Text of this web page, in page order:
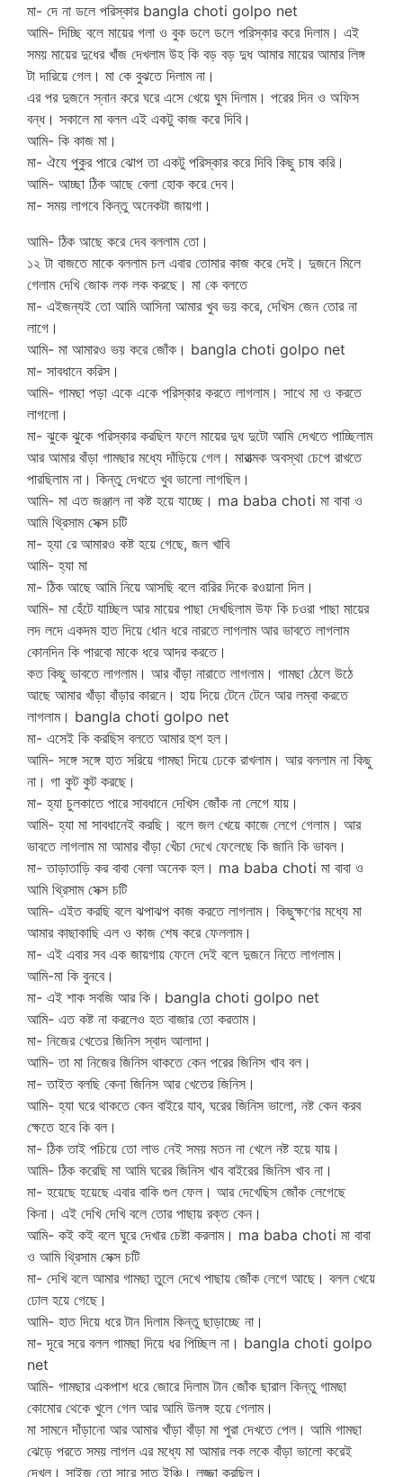
মা- দে না ডলে পরিস্কার bangla choti golpo net
আমি- দিচ্ছি বলে মায়ের গলা ও বুক ডলে ডলে পরিস্কার করে দিলাম। এই
সময় মায়ের দুধের খাঁজ দেখলাম উহ কি বড় বড় দুধ আমার মায়ের আমার লিঙ্গ
টা দারিয়ে গেল। মা কে বুঝতে দিলাম না।
এর পর দুজনে স্নান করে ঘরে এসে খেয়ে ঘুম দিলাম। পরের দিন ও অফিস
বন্ধ। সকালে মা বলল এই একটু কাজ করে দিবি।
আমি- কি কাজ মা।
মা- ঐযে পুকুর পারে ঝোপ তা একটু পরিস্কার করে দিবি কিছু চাষ করি।
আমি- আচ্ছা ঠিক আছে বেলা হোক করে দেব।
মা- সময় লাগবে কিন্তু অনেকটা জায়গা।
আমি- ঠিক আছে করে দেব বললাম তো।
১২ টা বাজতে মাকে বললাম চল এবার তোমার কাজ করে দেই। দুজনে মিলে
গেলাম দেখি জোক লক লক করছে। মা কে বলতে
মা- এইজন্যই তো আমি আসিনা আমার খুব ভয় করে, দেখিস জেন তোর না
লাগে।
আমি- মা আমারও ভয় করে জোঁক। bangla choti golpo net
মা- সাবধানে করিস।
আমি- গামছা পড়া একে একে পরিস্কার করতে লাগলাম। সাথে মা ও করতে
লাগলো।
মা- ঝুকে ঝুকে পরিস্কার করছিল ফলে মায়ের দুধ দুটো আমি দেখতে পাচ্ছিলাম
আর আমার বাঁড়া গামছার মধ্যে দাঁড়িয়ে গেল। মারাত্মক অবস্থা চেপে রাখতে
পারছিলাম না। কিন্তু দেখতে খুব ভালো লাগছিল।
আমি- মা এত জঞ্জাল না কষ্ট হয়ে যাচ্ছে। ma baba choti মা বাবা ও
আমি থ্রিসাম সেক্স চটি
মা- হ্যা রে আমারও কষ্ট হয়ে গেছে, জল খাবি
আমি- হ্যা মা
মা- ঠিক আছে আমি নিয়ে আসছি বলে বারির দিকে রওয়ানা দিল।
আমি- মা হেঁটে যাচ্ছিল আর মায়ের পাছা দেখছিলাম উফ কি চওরা পাছা মায়ের
লদ লদে একদম হাত দিয়ে ধোন ধরে নারতে লাগলাম আর ভাবতে লাগলাম
কোনদিন কি পারবো মাকে ধরে আদর করতে।
কত কিছু ভাবতে লাগলাম। আর বাঁড়া নারাতে লাগলাম। গামছা ঠেলে উঠে
আছে আমার খাঁড়া বাঁড়ার কারনে। হায় দিয়ে টেনে টেনে আর লম্বা করতে
লাগলাম। bangla choti golpo net
মা- এসেই কি করছিস বলতে আমার হুশ হল।
আমি- সঙ্গে সঙ্গে হাত সরিয়ে গামছা দিয়ে ঢেকে রাখলাম। আর বললাম না কিছু
না। গা কুট কুট করছে।
মা- হ্যা চুলকাতে পারে সাবধানে দেখিস জোঁক না লেগে যায়।
আমি- হ্যা মা সাবধানেই করছি। বলে জল খেয়ে কাজে লেগে গেলাম। আর
ভাবতে লাগলাম মা আমার বাঁড়া খেঁচা দেখে ফেলেছে কি জানি কি ভাবল।
মা- তাড়াতাড়ি কর বাবা বেলা অনেক হল। ma baba choti মা বাবা ও
আমি থ্রিসাম সেক্স চটি
আমি- এইত করছি বলে ঝপাঝপ কাজ করতে লাগলাম। কিছুক্ষণের মধ্যে মা
আমার কাছাকাছি এল ও কাজ শেষ করে ফেললাম।
মা- এই এবার সব এক জায়গায় ফেলে দেই বলে দুজনে নিতে লাগলাম।
আমি-মা কি বুনবে।
মা- এই শাক সবজি আর কি। bangla choti golpo net
আমি- এত কষ্ট না করলেও হত বাজার তো করতাম।
মা- নিজের খেতের জিনিস স্বাদ আলাদা।
আমি- তা মা নিজের জিনিস থাকতে কেন পরের জিনিস খাব বল।
মা- তাইত বলছি কেনা জিনিস আর খেতের জিনিস।
আমি- হ্যা ঘরে থাকতে কেন বাইরে যাব, ঘরের জিনিস ভালো, নষ্ট কেন করব
ক্ষেতে হবে কি বল।
মা- ঠিক তাই পচিয়ে তো লাভ নেই সময় মতন না খেলে নষ্ট হয়ে যায়।
আমি- ঠিক করেছি মা আমি ঘরের জিনিস খাব বাইরের জিনিস খাব না।
মা- হয়েছে হয়েছে এবার বাকি গুল ফেল। আর দেখেছিস জোঁক লেগেছে
কিনা। এই দেখি দেখি বলে তোর পাছায় রক্ত কেন।
আমি- কই কই বলে ঘুরে দেখার চেষ্টা করলাম। ma baba choti মা বাবা
ও আমি থ্রিসাম সেক্স চটি
মা- দেখি বলে আমার গামছা তুলে দেখে পাছায় জোঁক লেগে আছে। বলল খেয়ে
ঢোল হয়ে গেছে।
আমি- হাত দিয়ে ধরে টান দিলাম কিন্তু ছাড়াচ্ছে না।
মা- দূরে সরে বলল গামছা দিয়ে ধর পিচ্ছিল না। bangla choti golpo
net
আমি- গামছার একপাশ ধরে জোরে দিলাম টান জোঁক ছারাল কিন্তু গামছা
কোমোর থেকে খুলে গেল আর আমি উলঙ্গ হয়ে গেলাম।
মা সামনে দাঁড়ানো আর আমার খাঁড়া বাঁড়া মা পুরা দেখতে পেল। আমি গামছা
ঝেড়ে পরতে সময় লাগল এর মধ্যে মা আমার লক লকে বাঁড়া ভালো করেই
দেখল। সাইজ তো সারে সাত ইঞ্চি। লজ্জা করছিল।